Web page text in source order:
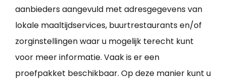
aanbieders aangevuld met adresgegevens van
lokale maaltijdservices, buurtrestaurants en/of
zorginstellingen waar u mogelijk terecht kunt
voor meer informatie. Vaak is er een
proefpakket beschikbaar. Op deze manier kunt u